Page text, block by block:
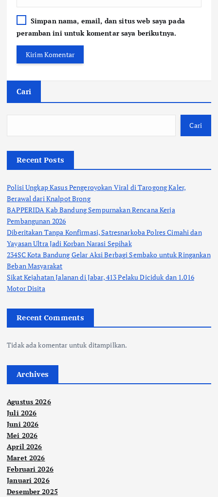
Simpan nama, email, dan situs web saya pada
peramban ini untuk komentar saya berikutnya.
Cari
Cari
Recent Posts
Polisi Ungkap Kasus Pengeroyokan Viral di Tarogong Kaler,
Berawal dari Knalpot Brong
BAPPERIDA Kab Bandung Sempurnakan Rencana Kerja
Pembangunan 2026
Diberitakan Tanpa Konfirmasi, Satresnarkoba Polres Cimahi dan
Yayasan Ultra Jadi Korban Narasi Sepihak
234SC Kota Bandung Gelar Aksi Berbagi Sembako untuk Ringankan
Beban Masyarakat
Sikat Kejahatan Jalanan di Jabar, 413 Pelaku Diciduk dan 1.016
Motor Disita
Recent Comments
Tidak ada komentar untuk ditampilkan.
Archives
Agustus 2026
Juli 2026
Juni 2026
Mei 2026
April 2026
Maret 2026
Februari 2026
Januari 2026
Desember 2025